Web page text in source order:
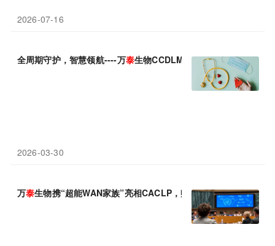
2026-07-16
全周期守护，智慧领航----万泰生物CCDLM 2026展现中国创新力
2026-03-30
万泰生物携“超能WAN家族”亮相CACLP，赋能全周期健康防护体